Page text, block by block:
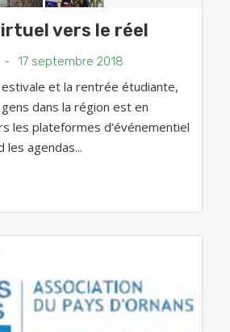
vers le réel
- 17 septembre 2018
et la rentrée étudiante,
dans la région est en
les plateformes d’événementiel
les agendas...